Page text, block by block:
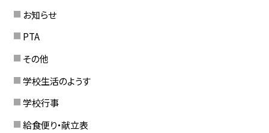
お知らせ
PTA
その他
学校生活のようす
学校行事
給食便り・献立表